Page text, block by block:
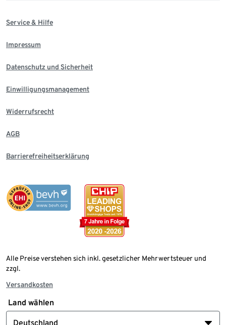
Service & Hilfe
Impressum
Datenschutz und Sicherheit
Einwilligungsmanagement
Widerrufsrecht
AGB
Barrierefreiheitserklärung
Alle Preise verstehen sich inkl. gesetzlicher Mehrwertsteuer und
zzgl.
Versandkosten
Land wählen
Deutschland